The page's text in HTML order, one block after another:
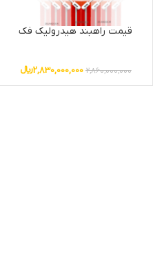
قیمت راهبند هیدرولیک فک
2,860,000,000
2,830,000,000﷼